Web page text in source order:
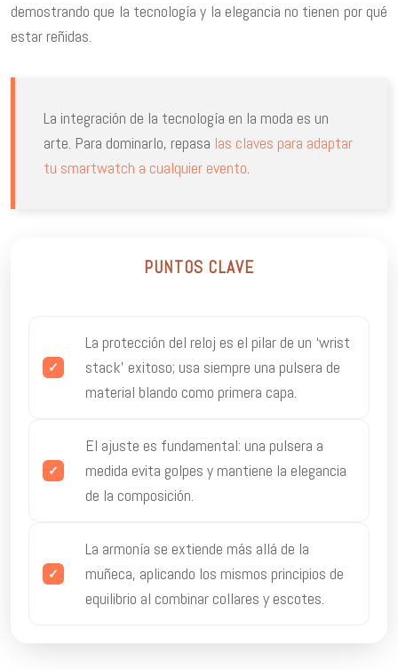
demostrando que la tecnología y la elegancia no tienen por qué
estar reñidas.
La integración de la tecnología en la moda es un
arte. Para dominarlo, repasa las claves para adaptar
tu smartwatch a cualquier evento.
PUNTOS CLAVE
La protección del reloj es el pilar de un ‘wrist
stack’ exitoso; usa siempre una pulsera de
material blando como primera capa.
El ajuste es fundamental: una pulsera a
medida evita golpes y mantiene la elegancia
de la composición.
La armonía se extiende más allá de la
muñeca, aplicando los mismos principios de
equilibrio al combinar collares y escotes.